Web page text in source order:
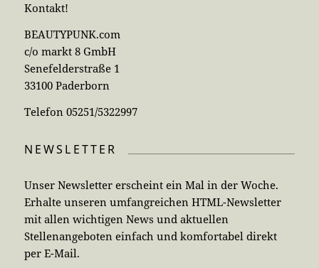
Kontakt!
BEAUTYPUNK.com
c/o markt 8 GmbH
Senefelderstraße 1
33100 Paderborn
Telefon 05251/5322997
NEWSLETTER
Unser Newsletter erscheint ein Mal in der Woche.
Erhalte unseren umfangreichen HTML-Newsletter
mit allen wichtigen News und aktuellen
Stellenangeboten einfach und komfortabel direkt
per E-Mail.